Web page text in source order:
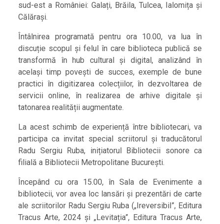
sud-est a României: Galați, Brăila, Tulcea, Ialomița și
Călărași.
Întâlnirea programată pentru ora 10.00, va lua în
discuție scopul și felul în care biblioteca publică se
transformă în hub cultural și digital, analizând în
același timp povești de succes, exemple de bune
practici în digitizarea colecțiilor, în dezvoltarea de
servicii online, în realizarea de arhive digitale și
tatonarea realității augmentate.
La acest schimb de experiență între bibliotecari, va
participa ca invitat special scriitorul și traducătorul
Radu Sergiu Ruba, inițiatorul Bibliotecii sonore ca
filială a Bibliotecii Metropolitane București.
Începând cu ora 15.00, în Sala de Evenimente a
bibliotecii, vor avea loc lansări și prezentări de carte
ale scriitorilor Radu Sergiu Ruba („Ireversibil”, Editura
Tracus Arte, 2024 și „Levitația”, Editura Tracus Arte,